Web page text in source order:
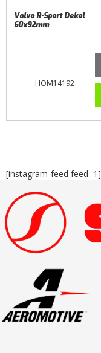
HOM14192
Volvo R-Sport Dekal
60x92mm
[instagram-feed feed=1]